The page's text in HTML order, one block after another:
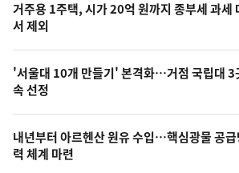
최
신,
오
늘
의
영
상
기
뉴
스
거주용 1주택, 시가 20억 원까지 종부세 과세
서 제외
'서울대 10개 만들기' 본격화…거점 국립대 3
속 선정
내년부터 아르헨산 원유 수입…핵심광물 공급
력 체계 마련